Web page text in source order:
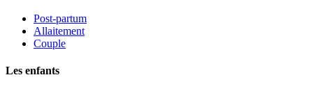
Post-partum
Allaitement
Couple
Les enfants